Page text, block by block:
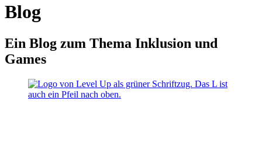
Blog
Ein Blog zum Thema Inklusion und
Games